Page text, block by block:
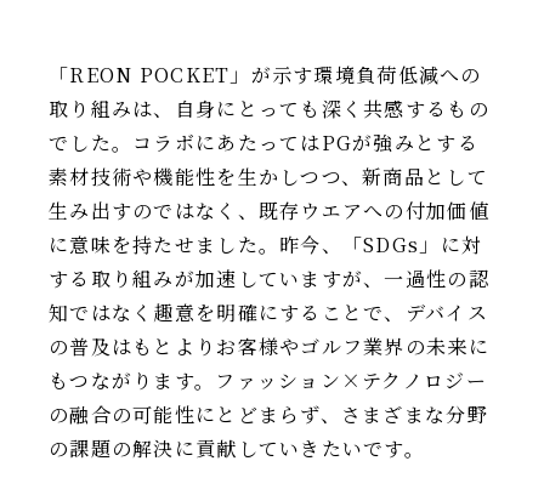
「REON POCKET」が示す環境負荷低減への
取り組みは、自身にとっても深く共感するもの
でした。コラボにあたってはPGが強みとする
素材技術や機能性を生かしつつ、新商品として
生み出すのではなく、既存ウエアへの付加価値
に意味を持たせました。昨今、「SDGs」に対
する取り組みが加速していますが、一過性の認
知ではなく趣意を明確にすることで、デバイス
の普及はもとよりお客様やゴルフ業界の未来に
もつながります。ファッション×テクノロジー
の融合の可能性にとどまらず、さまざまな分野
の課題の解決に貢献していきたいです。